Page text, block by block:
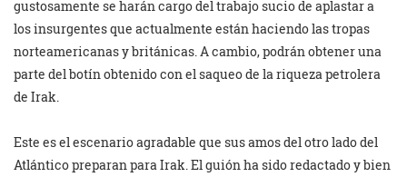
gustosamente se harán cargo del trabajo sucio de aplastar a
los insurgentes que actualmente están haciendo las tropas
norteamericanas y británicas. A cambio, podrán obtener una
parte del botín obtenido con el saqueo de la riqueza petrolera
de Irak.
Este es el escenario agradable que sus amos del otro lado del
Atlántico preparan para Irak. El guión ha sido redactado y bien